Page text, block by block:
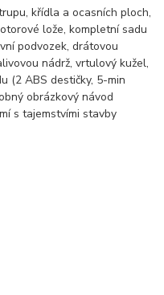
křídla a ocasních ploch,
lože, kompletní sadu
podvozek, drátovou
nádrž, vrtulový kužel,
(2 ABS destičky, 5-min
obrázkový návod
s tajemstvími stavby